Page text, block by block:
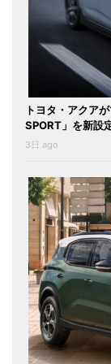
トヨタ・アクア
SPORT」を新設
3日 ago